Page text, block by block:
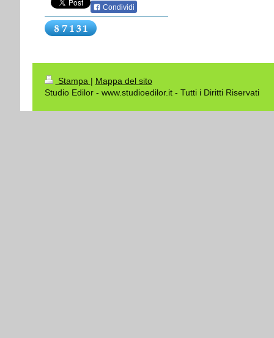
Condividi
Stampa | Mappa del sito
Studio Edilor - www.studioedilor.it - Tutti i Diritti Riservati